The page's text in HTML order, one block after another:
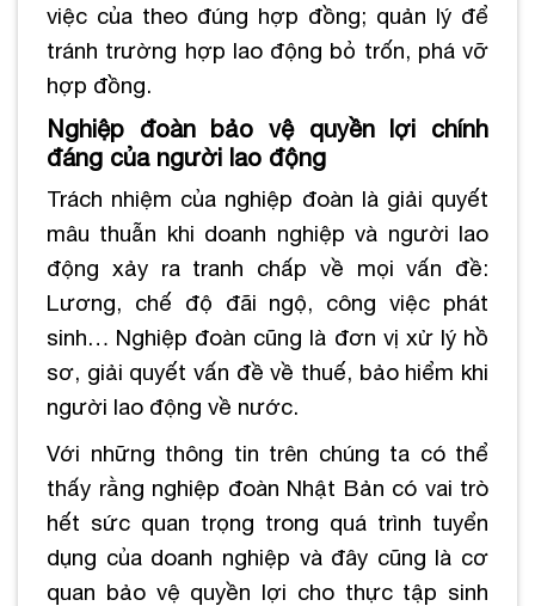
việc của theo đúng hợp đồng; quản lý để
tránh trường hợp lao động bỏ trốn, phá vỡ
hợp đồng.
Nghiệp đoàn bảo vệ quyền lợi chính
đáng của người lao động
Trách nhiệm của nghiệp đoàn là giải quyết
mâu thuẫn khi doanh nghiệp và người lao
động xảy ra tranh chấp về mọi vấn đề:
Lương, chế độ đãi ngộ, công việc phát
sinh… Nghiệp đoàn cũng là đơn vị xử lý hồ
sơ, giải quyết vấn đề về thuế, bảo hiểm khi
người lao động về nước.
Với những thông tin trên chúng ta có thể
thấy rằng nghiệp đoàn Nhật Bản có vai trò
hết sức quan trọng trong quá trình tuyển
dụng của doanh nghiệp và đây cũng là cơ
quan bảo vệ quyền lợi cho thực tập sinh